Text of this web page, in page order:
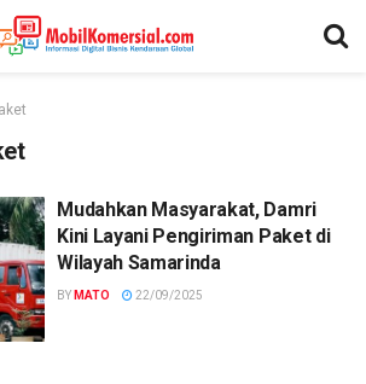
Mudahkan Masyarakat, Damri
Kini Layani Pengiriman Paket di
Wilayah Samarinda
BY MATO 22/09/2025